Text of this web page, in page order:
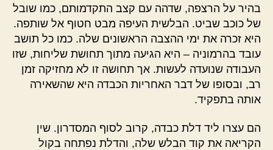
בהיר על הרצפה, שדהה עם קצב התקדמותם, כמו שובל
של כוכב שביט. הבלשית העיפה מבט חטוף אל שותפה.
היא זכרה את ימי ההצבה הראשונים שלה. כמו כל תושב
עובד בהרמוניה – היא הגיעה מתוך תחושת שליחות, שזו
העבודה שנועדה לעשות. אך תחושה זו לא מחזיקה זמן
רב, ובסופו של דבר האחריות הכבדה היא שהשאירה
אותה בתפקיד.
הם עצרו ליד דלת כבדה, קרוב לסוף המסדרון. שין
הקריאה את קוד הבלש שלה, והדלת נפתחה בקול